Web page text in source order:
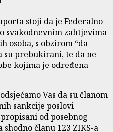
stoji da je Federalno
svakodnevnim zahtjevima
osoba, s obzirom “da
su prebukirani, te da ne
kojima je određena
Vas da su članom
sankcije poslovi
od posebnog
članu 123 ZIKS-a